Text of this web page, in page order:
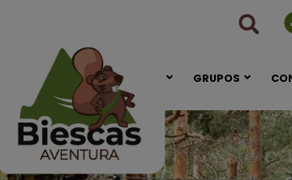
CONÓCENOS GRUPOS